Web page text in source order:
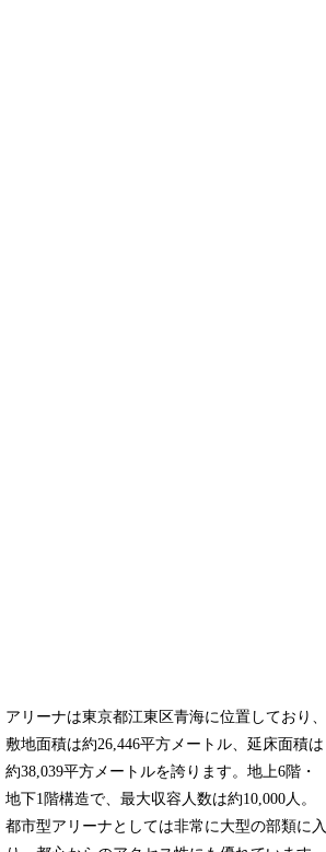
アリーナは東京都江東区青海に位置しており、
敷地面積は約26,446平方メートル、延床面積は
約38,039平方メートルを誇ります。地上6階・
地下1階構造で、最大収容人数は約10,000人。
都市型アリーナとしては非常に大型の部類に入